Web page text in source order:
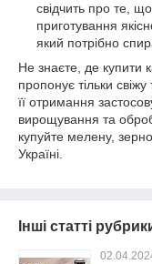
свідчить про те,
приготування
який потрібно
Не знаєте, де купити
пропонує тільки
її отримання
вирощування та
купуйте мелену,
Україні.
Інші статті